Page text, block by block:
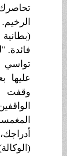
تحاصرك
(بطانية
فائدة. "
تواسي
عليها
وقفت